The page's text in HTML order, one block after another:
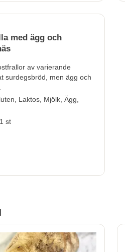
med ägg och
av varierande
surdegsbröd, men ägg och
Laktos, Mjölk, Ägg,
st